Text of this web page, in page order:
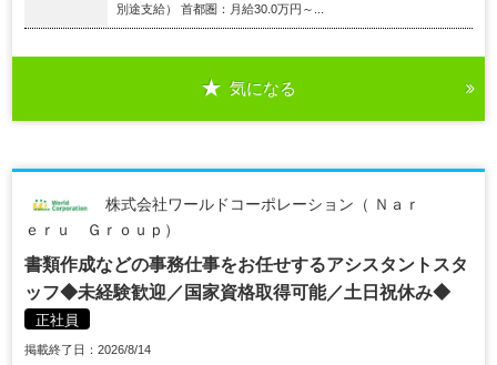
別途支給） 首都圏：月給30.0万円～...
気になる
株式会社ワールドコーポレーション（ Ｎａｒ
ｅｒｕ Ｇｒｏｕｐ）
書類作成などの事務仕事をお任せするアシスタントスタ
ッフ◆未経験歓迎／国家資格取得可能／土日祝休み◆
正社員
掲載終了日：2026/8/14